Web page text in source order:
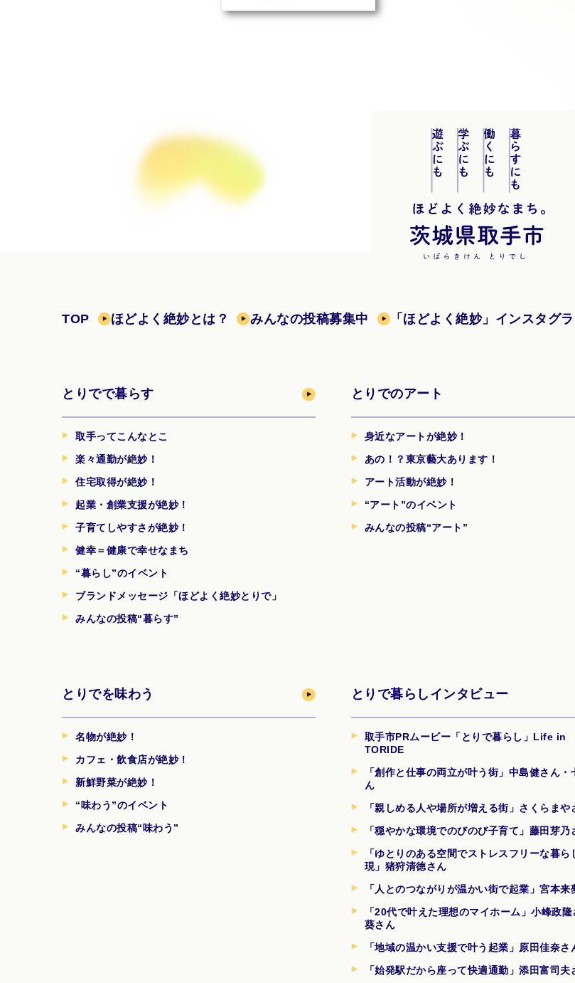
TOP ほどよく絶妙とは？ みんなの投稿募集中 「ほどよく絶妙」インスタグラ
とりでで暮らす
取手ってこんなとこ
楽々通勤が絶妙！
住宅取得が絶妙！
起業・創業支援が絶妙！
子育てしやすさが絶妙！
健幸＝健康で幸せなまち
“暮らし”のイベント
ブランドメッセージ「ほどよく絶妙とりで」
みんなの投稿“暮らす”
とりでのアート
身近なアートが絶妙！
あの！？東京藝大あります！
アート活動が絶妙！
“アート”のイベント
みんなの投稿“アート”
とりでを味わう
名物が絶妙！
カフェ・飲食店が絶妙！
新鮮野菜が絶妙！
“味わう”のイベント
みんなの投稿“味わう”
とりで暮らしインタビュー
取手市PRムービー「とりで暮らし」Life in
TORIDE
「創作と仕事の両立が叶う街」中島健さん・
ん
「親しめる人や場所が増える街」さくらまや
「穏やかな環境でのびのび子育て」藤田芽乃
「ゆとりのある空間でストレスフリーな暮ら
現」猪狩清徳さん
「人とのつながりが温かい街で起業」宮本来
「20代で叶えた理想のマイホーム」小峰政隆
葵さん
「地域の温かい支援で叶う起業」原田佳奈さ
「始発駅だから座って快適通勤」添田富司夫